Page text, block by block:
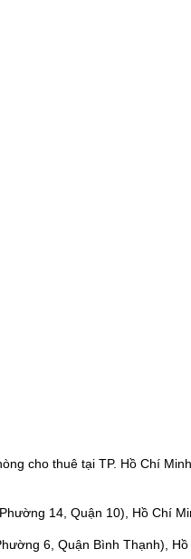
cho thuê tại TP. Hồ Chí
14, Quận 10), Hồ Chí
6, Quận Bình Thạnh), Hồ